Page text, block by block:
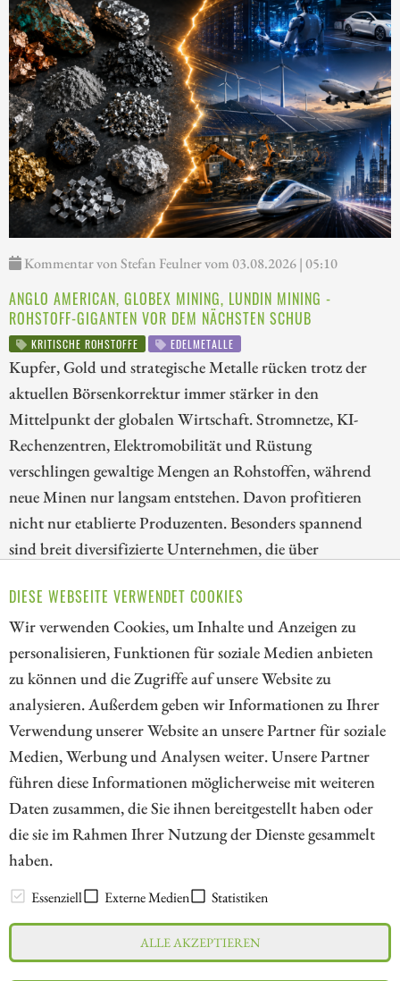
DIESE WEBSEITE VERWENDET COOKIES
Wir verwenden Cookies, um Inhalte und Anzeigen zu
personalisieren, Funktionen für soziale Medien anbieten
zu können und die Zugriffe auf unsere Website zu
analysieren. Außerdem geben wir Informationen zu Ihrer
Verwendung unserer Website an unsere Partner für soziale
Medien, Werbung und Analysen weiter. Unsere Partner
führen diese Informationen möglicherweise mit weiteren
Daten zusammen, die Sie ihnen bereitgestellt haben oder
die sie im Rahmen Ihrer Nutzung der Dienste gesammelt
haben.
Essenziell Externe Medien Statistiken
ALLE AKZEPTIEREN
Kommentar von Stefan Feulner vom 03.08.2026 | 05:10
ANGLO AMERICAN, GLOBEX MINING, LUNDIN MINING -
ROHSTOFF-GIGANTEN VOR DEM NÄCHSTEN SCHUB
KRITISCHE ROHSTOFFE EDELMETALLE
Kupfer, Gold und strategische Metalle rücken trotz der
aktuellen Börsenkorrektur immer stärker in den
Mittelpunkt der globalen Wirtschaft. Stromnetze, KI-
Rechenzentren, Elektromobilität und Rüstung
verschlingen gewaltige Mengen an Rohstoffen, während
neue Minen nur langsam entstehen. Davon profitieren
nicht nur etablierte Produzenten. Besonders spannend
sind breit diversifizierte Unternehmen, die über
verdienen können, ohne jede Mine selbst finanzieren zu
müssen.
ZUM KOMMENTAR
// kapitalerhoehungen.de - © 2026 - Die Informationsplattform für
Investoren und Unternehmen rund um Kapitalerhöhung, Kapitalmarkt
und Unternehmensfinanzierung
LEXIKON
Impressum